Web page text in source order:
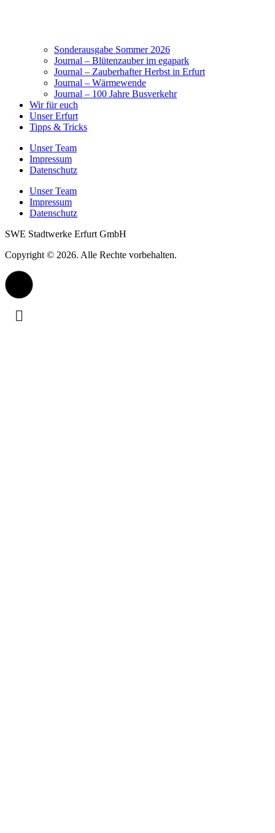
Sonderausgabe Sommer 2026
Journal – Blütenzauber im egapark
Journal – Zauberhafter Herbst in Erfurt
Journal – Wärmewende
Journal – 100 Jahre Busverkehr
Wir für euch
Unser Erfurt
Tipps & Tricks
Unser Team
Impressum
Datenschutz
Unser Team
Impressum
Datenschutz
SWE Stadtwerke Erfurt GmbH
Copyright © 2026. Alle Rechte vorbehalten.